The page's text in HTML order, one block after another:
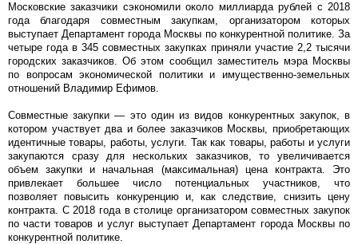
Московские заказчики сэкономили около миллиарда рублей с 2018
года благодаря совместным закупкам, организатором которых
выступает Департамент города Москвы по конкурентной политике. За
четыре года в 345 совместных закупках приняли участие 2,2 тысячи
городских заказчиков. Об этом сообщил заместитель мэра Москвы
по вопросам экономической политики и имущественно-земельных
отношений Владимир Ефимов.
Совместные закупки — это один из видов конкурентных закупок, в
котором участвует два и более заказчиков Москвы, приобретающих
идентичные товары, работы, услуги. Так как товары, работы и услуги
закупаются сразу для нескольких заказчиков, то увеличивается
объем закупки и начальная (максимальная) цена контракта. Это
привлекает большее число потенциальных участников, что
позволяет повысить конкуренцию и, как следствие, снизить цену
контракта. С 2018 года в столице организатором совместных закупок
по части товаров и услуг выступает Департамент города Москвы по
конкурентной политике.